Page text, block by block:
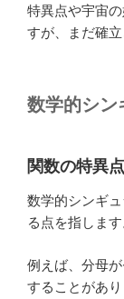
特異点や宇宙
すが、まだ確立
数学的シン
関数の特異点
数学的シンギ
る点を指します
例えば、分母
することがあり